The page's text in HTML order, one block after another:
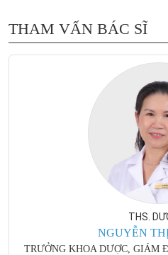
THAM VẤN BÁC SĨ
THS.
NGUYỄN
TRƯỞNG KHOA DƯỢC, GIÁM